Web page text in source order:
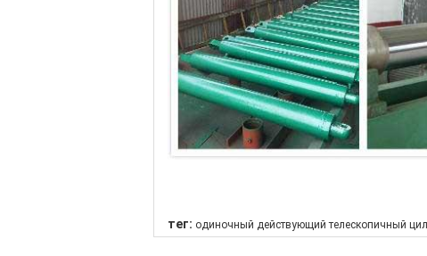
тег: одиночный действующий телескопичный